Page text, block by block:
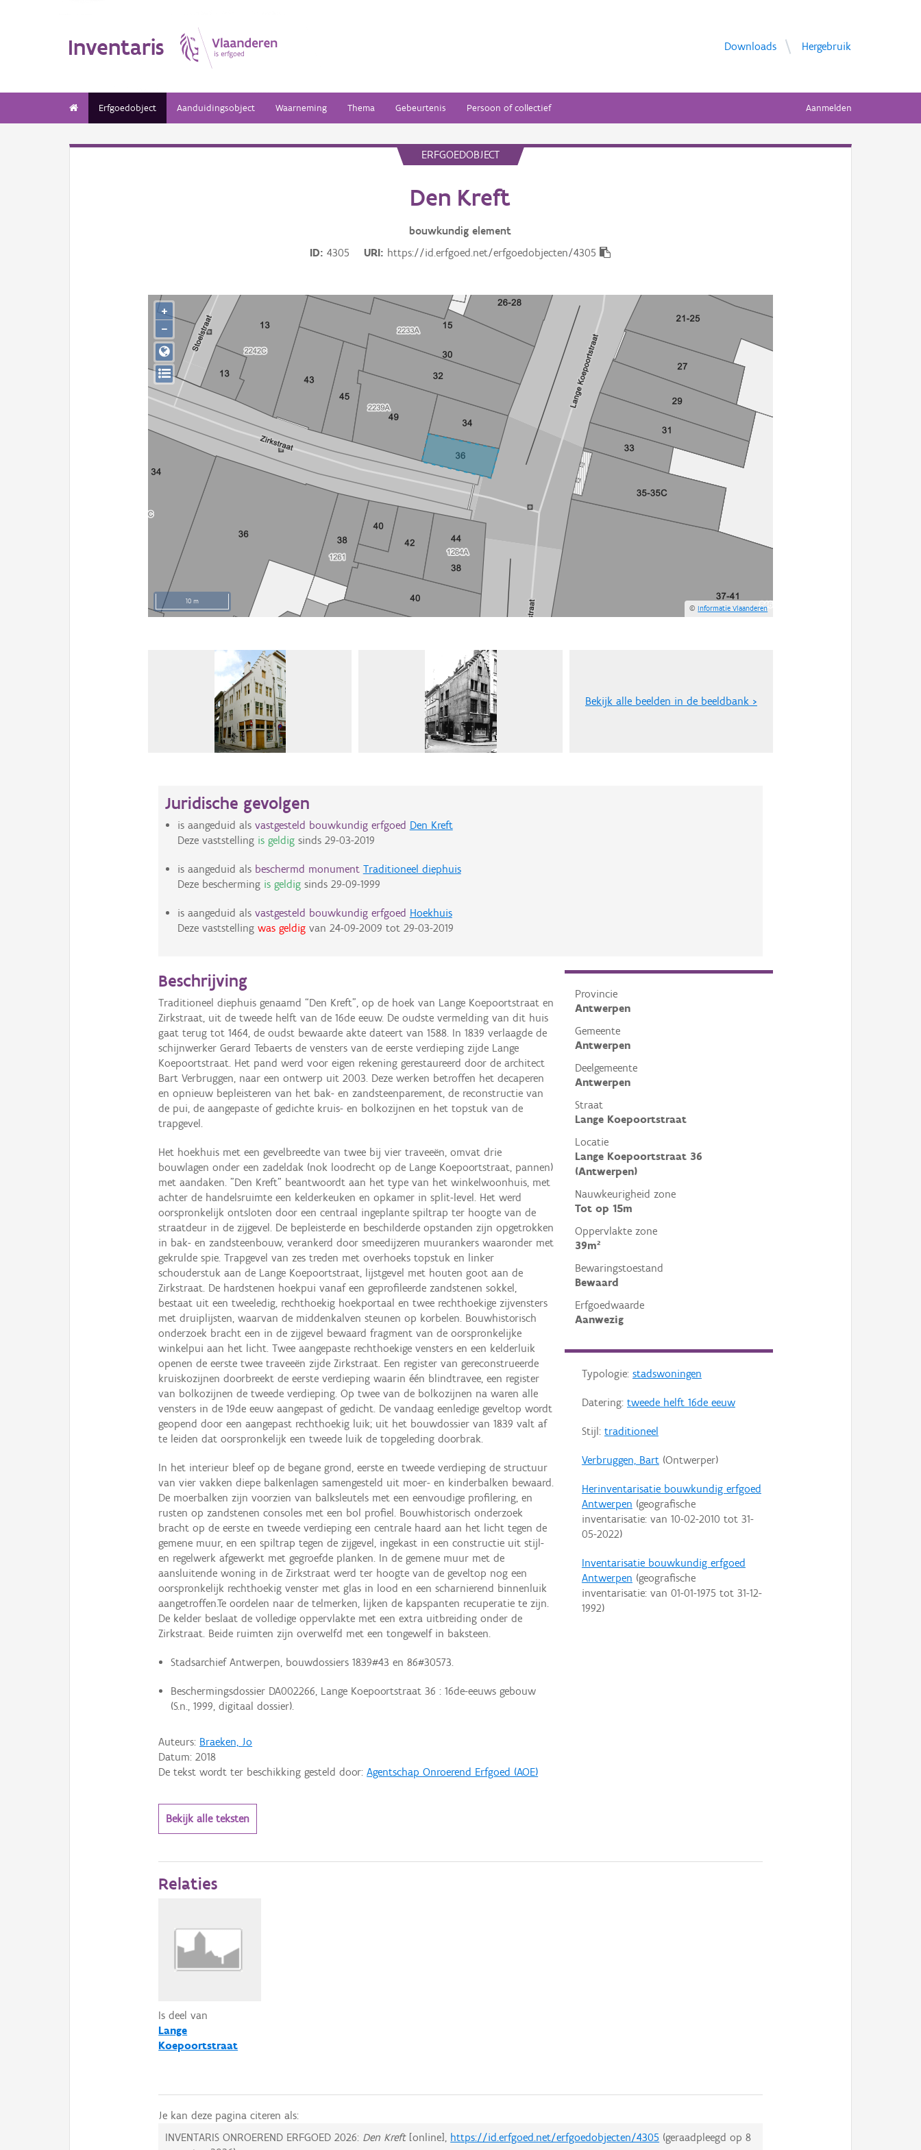
Inventaris Downloads Hergebruik
Erfgoedobject Aanduidingsobject Waarneming Thema Gebeurtenis Persoon of collectief Aanmelden
ERFGOEDOBJECT
Den Kreft
bouwkundig element
ID
4305 URI https://id.erfgoed.net/erfgoedobjecten/4305
10 m
©Informatie Vlaanderen
+
−
Bekijk alle beelden in de beeldbank >
Juridische gevolgen
is aangeduid als vastgesteld bouwkundig erfgoed Den Kreft
Deze vaststelling is geldigsinds 29-03-2019
is aangeduid als beschermd monument Traditioneel diephuis
Deze bescherming is geldigsinds 29-09-1999
is aangeduid als vastgesteld bouwkundig erfgoed Hoekhuis
Deze vaststelling was geldigvan 24-09-2009 tot 29-03-2019
Provincie
Antwerpen
Gemeente
Antwerpen
Deelgemeente
Antwerpen
Straat
Lange Koepoortstraat
Locatie
Lange Koepoortstraat 36
(Antwerpen)
Nauwkeurigheid zone
Tot op 15m
Oppervlakte zone
39m²
Bewaringstoestand
Bewaard
Erfgoedwaarde
Aanwezig
Typologie: stadswoningen
Datering: tweede helft 16de eeuw
Stijl: traditioneel
Verbruggen, Bart(Ontwerper)
Herinventarisatie bouwkundig erfgoed
Antwerpen (geografische
inventarisatie: van 10-02-2010 tot 31-
05-2022)
Inventarisatie bouwkundig erfgoed
Antwerpen (geografische
inventarisatie: van 01-01-1975 tot 31-12-
1992)
Beschrijving
Traditioneel diephuis genaamd “Den Kreft”, op de hoek van Lange Koepoortstraat en
Zirkstraat, uit de tweede helft van de 16de eeuw. De oudste vermelding van dit huis
gaat terug tot 1464, de oudst bewaarde akte dateert van 1588. In 1839 verlaagde de
schijnwerker Gerard Tebaerts de vensters van de eerste verdieping zijde Lange
Koepoortstraat. Het pand werd voor eigen rekening gerestaureerd door de architect
Bart Verbruggen, naar een ontwerp uit 2003. Deze werken betroffen het decaperen
en opnieuw bepleisteren van het bak- en zandsteenparement, de reconstructie van
de pui, de aangepaste of gedichte kruis- en bolkozijnen en het topstuk van de
trapgevel.
Het hoekhuis met een gevelbreedte van twee bij vier traveeën, omvat drie
bouwlagen onder een zadeldak (nok loodrecht op de Lange Koepoortstraat, pannen)
met aandaken. "Den Kreft" beantwoordt aan het type van het winkelwoonhuis, met
achter de handelsruimte een kelderkeuken en opkamer in split-level. Het werd
oorspronkelijk ontsloten door een centraal ingeplante spiltrap ter hoogte van de
straatdeur in de zijgevel. De bepleisterde en beschilderde opstanden zijn opgetrokken
in bak- en zandsteenbouw, verankerd door smeedijzeren muurankers waaronder met
gekrulde spie. Trapgevel van zes treden met overhoeks topstuk en linker
schouderstuk aan de Lange Koepoortstraat, lijstgevel met houten goot aan de
Zirkstraat. De hardstenen hoekpui vanaf een geprofileerde zandstenen sokkel,
bestaat uit een tweeledig, rechthoekig hoekportaal en twee rechthoekige zijvensters
met druiplijsten, waarvan de middenkalven steunen op korbelen. Bouwhistorisch
onderzoek bracht een in de zijgevel bewaard fragment van de oorspronkelijke
winkelpui aan het licht. Twee aangepaste rechthoekige vensters en een kelderluik
openen de eerste twee traveeën zijde Zirkstraat. Een register van gereconstrueerde
kruiskozijnen doorbreekt de eerste verdieping waarin één blindtravee, een register
van bolkozijnen de tweede verdieping. Op twee van de bolkozijnen na waren alle
vensters in de 19de eeuw aangepast of gedicht. De vandaag eenledige geveltop wordt
geopend door een aangepast rechthoekig luik; uit het bouwdossier van 1839 valt af
te leiden dat oorspronkelijk een tweede luik de topgeleding doorbrak.
In het interieur bleef op de begane grond, eerste en tweede verdieping de structuur
van vier vakken diepe balkenlagen samengesteld uit moer- en kinderbalken bewaard.
De moerbalken zijn voorzien van balksleutels met een eenvoudige profilering, en
rusten op zandstenen consoles met een bol profiel. Bouwhistorisch onderzoek
bracht op de eerste en tweede verdieping een centrale haard aan het licht tegen de
gemene muur, en een spiltrap tegen de zijgevel, ingekast in een constructie uit stijl-
en regelwerk afgewerkt met gegroefde planken. In de gemene muur met de
aansluitende woning in de Zirkstraat werd ter hoogte van de geveltop nog een
oorspronkelijk rechthoekig venster met glas in lood en een scharnierend binnenluik
aangetroffen.Te oordelen naar de telmerken, lijken de kapspanten recuperatie te zijn.
De kelder beslaat de volledige oppervlakte met een extra uitbreiding onder de
Zirkstraat. Beide ruimten zijn overwelfd met een tongewelf in baksteen.
Stadsarchief Antwerpen, bouwdossiers 1839#43 en 86#30573.
Beschermingsdossier DA002266, Lange Koepoortstraat 36 : 16de-eeuws gebouw
(S.n., 1999, digitaal dossier).
Auteurs: Braeken, Jo
Datum:2018
De tekst wordt ter beschikking gesteld door:Agentschap Onroerend Erfgoed (AOE)
Bekijk alle teksten
Relaties
Is deel van
Lange
Koepoortstraat
Je kan deze pagina citeren als:
INVENTARIS ONROEREND ERFGOED 2026: Den Kreft[online], https://id.erfgoed.net/erfgoedobjecten/4305 (geraadpleegd op8